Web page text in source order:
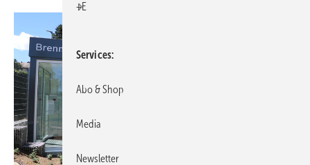
+E
Services
Abo & Shop
Media
Newsletter